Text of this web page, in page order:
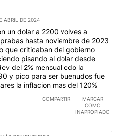
ABRIL DE 2024
un dolar a 2200 volves a
hasta noviembre de 2023
que criticaban del gobierno
pisando al dolar desde
del 2% mensual cdo la
y pico para ser buenudos fue
la inflacion mas del 120%
COMPARTIR
MARCAR
COMO
INAPROPIADO